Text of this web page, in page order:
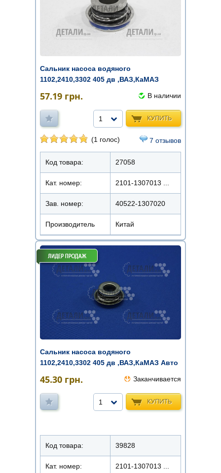
Сальник насоса водяного
1102,2410,3302 405 дв ,ВАЗ,КаМАЗ
57.19 грн. В наличии
КУПИТЬ
1
(1 голос) 7 отзывов
Код товара: 27058
Кат. номер: 2101-1307013 ...
Зав. номер: 40522-1307020
Производитель Китай
Сальник насоса водяного
1102,2410,3302 405 дв ,ВАЗ,КаМАЗ Авто
45.30 грн. Заканчивается
КУПИТЬ
1
Код товара: 39828
Кат. номер: 2101-1307013 ...